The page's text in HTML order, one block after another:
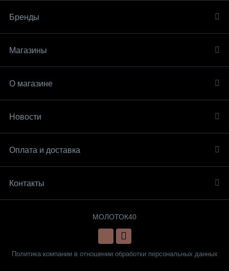
Бренды
Магазины
О магазине
Новости
Оплата и доставка
Контакты
МОЛОТОК40
Политика компании в отношении обработки персональных данных